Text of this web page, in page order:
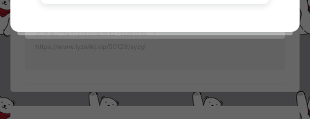
安卓客户端+详细搭建教程+视频教程
https://www.lyzwlkj.vip/50128/syzy/